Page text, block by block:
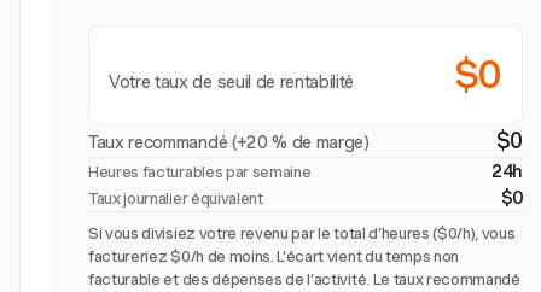
Votre taux de seuil de rentabilité $0
Taux recommandé (+20 % de marge) $0
Heures facturables par semaine 24h
Taux journalier équivalent $0
Si vous divisiez votre revenu par le total d’heures ($0/h), vous
factureriez $0/h de moins. L’écart vient du temps non
facturable et des dépenses de l’activité. Le taux recommandé